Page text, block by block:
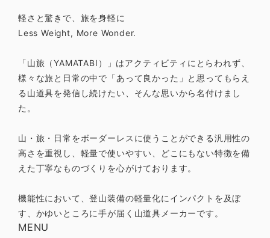
軽さと驚きで、旅を身軽に
Less Weight, More Wonder.
「山旅（YAMATABI）」はアクティビティにとらわれず、
様々な旅と日常の中で「あって良かった」と思ってもらえ
る山道具を発信し続けたい、そんな思いから名付けまし
た。
山・旅・日常をボーダーレスに使うことができる汎用性の
高さを重視し、軽量で使いやすい、どこにもない特徴を備
えた丁寧なものづくりを心がけております。
機能性において、登山装備の軽量化にインパクトを及ぼ
す、かゆいところに手が届く山道具メーカーです。
MENU